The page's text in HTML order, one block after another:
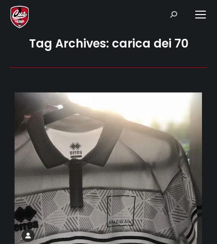
Search:
Tag Archives: carica dei 70